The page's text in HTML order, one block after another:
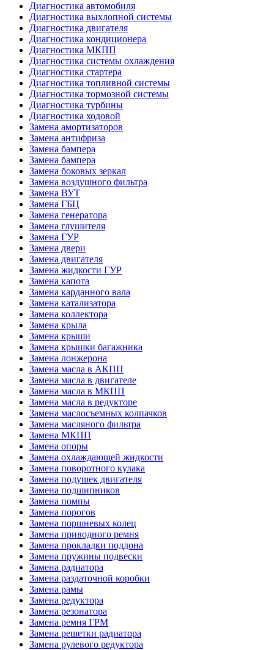
Диагностика автомобиля
Диагностика выхлопной системы
Диагностика двигателя
Диагностика кондиционера
Диагностика МКПП
Диагностика системы охлаждения
Диагностика стартера
Диагностика топливной системы
Диагностика тормозной системы
Диагностика турбины
Диагностика ходовой
Замена амортизаторов
Замена антифриза
Замена бампера
Замена бампера
Замена боковых зеркал
Замена воздушного фильтра
Замена ВУТ
Замена ГБЦ
Замена генератора
Замена глушителя
Замена ГУР
Замена двери
Замена двигателя
Замена жидкости ГУР
Замена капота
Замена карданного вала
Замена катализатора
Замена коллектора
Замена крыла
Замена крыши
Замена крышки багажника
Замена лонжерона
Замена масла в АКПП
Замена масла в двигателе
Замена масла в МКПП
Замена масла в редукторе
Замена маслосъемных колпачков
Замена масляного фильтра
Замена МКПП
Замена опоры
Замена охлаждающей жидкости
Замена поворотного кулака
Замена подушек двигателя
Замена подшипников
Замена помпы
Замена порогов
Замена поршневых колец
Замена приводного ремня
Замена прокладки поддона
Замена пружины подвески
Замена радиатора
Замена раздаточной коробки
Замена рамы
Замена редуктора
Замена резонатора
Замена ремня ГРМ
Замена решетки радиатора
Замена рулевого редуктора